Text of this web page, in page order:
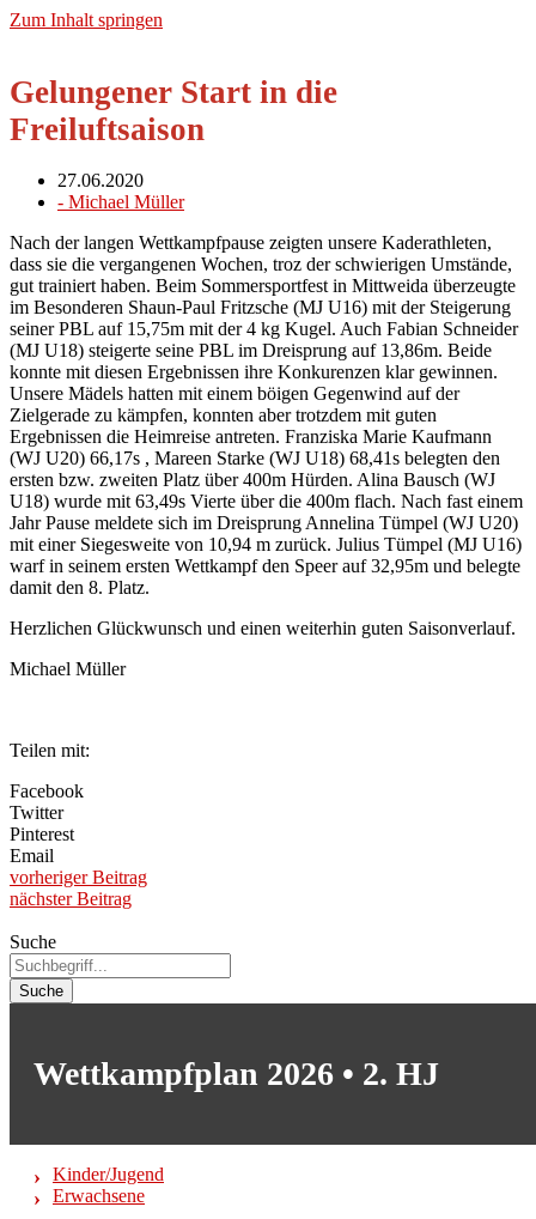
Zum Inhalt springen
Gelungener Start in die
Freiluftsaison
27.06.2020
- Michael Müller
Nach der langen Wettkampfpause zeigten unsere Kaderathleten,
dass sie die vergangenen Wochen, troz der schwierigen Umstände,
gut trainiert haben. Beim Sommersportfest in Mittweida überzeugte
im Besonderen Shaun-Paul Fritzsche (MJ U16) mit der Steigerung
seiner PBL auf 15,75m mit der 4 kg Kugel. Auch Fabian Schneider
(MJ U18) steigerte seine PBL im Dreisprung auf 13,86m. Beide
konnte mit diesen Ergebnissen ihre Konkurenzen klar gewinnen.
Unsere Mädels hatten mit einem böigen Gegenwind auf der
Zielgerade zu kämpfen, konnten aber trotzdem mit guten
Ergebnissen die Heimreise antreten. Franziska Marie Kaufmann
(WJ U20) 66,17s , Mareen Starke (WJ U18) 68,41s belegten den
ersten bzw. zweiten Platz über 400m Hürden. Alina Bausch (WJ
U18) wurde mit 63,49s Vierte über die 400m flach. Nach fast einem
Jahr Pause meldete sich im Dreisprung Annelina Tümpel (WJ U20)
mit einer Siegesweite von 10,94 m zurück. Julius Tümpel (MJ U16)
warf in seinem ersten Wettkampf den Speer auf 32,95m und belegte
damit den 8. Platz.
Herzlichen Glückwunsch und einen weiterhin guten Saisonverlauf.
Michael Müller
Teilen mit:
Facebook
Twitter
Pinterest
Email
vorheriger Beitrag
nächster Beitrag
Suche
Suche
Wettkampfplan 2026 • 2. HJ
Kinder/Jugend
Erwachsene